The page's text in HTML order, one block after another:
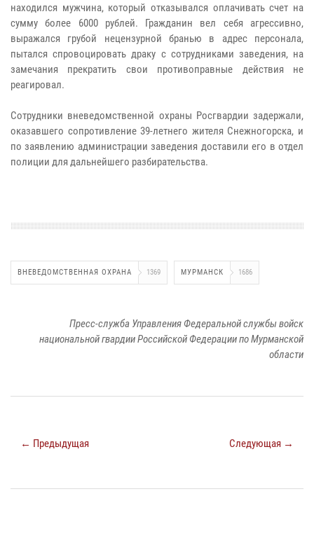
находился мужчина, который отказывался оплачивать счет на
сумму более 6000 рублей. Гражданин вел себя агрессивно,
выражался грубой нецензурной бранью в адрес персонала,
пытался спровоцировать драку с сотрудниками заведения, на
замечания прекратить свои противоправные действия не
реагировал.
Сотрудники вневедомственной охраны Росгвардии задержали,
оказавшего сопротивление 39-летнего жителя Снежногорска, и
по заявлению администрации заведения доставили его в отдел
полиции для дальнейшего разбирательства.
ВНЕВЕДОМСТВЕННАЯ ОХРАНА 1369 МУРМАНСК 1686
Пресс-служба Управления Федеральной службы войск
национальной гвардии Российской Федерации по Мурманской
области
← Предыдущая Следующая →